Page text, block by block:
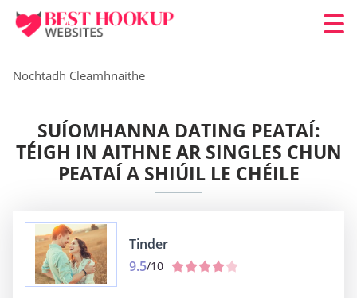
Nochtadh Cleamhnaithe
SUÍOMHANNA DATING PEATAÍ:
TÉIGH IN AITHNE AR SINGLES CHUN
PEATAÍ A SHIÚIL LE CHÉILE
Tinder
9.5/10